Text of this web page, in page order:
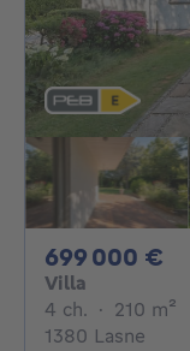
699 000 €
Villa
4 ch. 4 chambres
· 210 m²
1380 Lasne